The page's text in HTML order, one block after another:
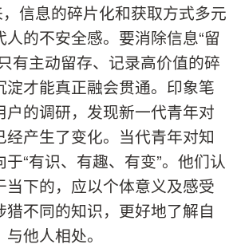
信息的碎片化和获取方式多元
的不安全感。要消除信息“留
有主动留存、记录高价值的碎
淀才能真正融会贯通。印象笔
户的调研，发现新一代青年对
经产生了变化。当代青年对知
“有识、有趣、有变”。他们认
当下的，应以个体意义及感受
猎不同的知识，更好地了解自
他人相处。